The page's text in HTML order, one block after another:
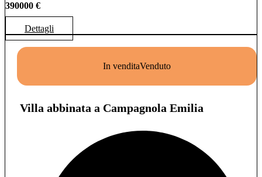
390000 €
Dettagli
In venditaVenduto
Villa abbinata a Campagnola Emilia